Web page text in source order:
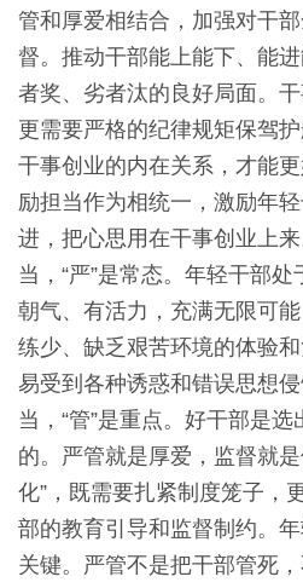
管和厚爱相结合，加强对干
督。推动干部能上能下、能
者奖、劣者汰的良好局面。
更需要严格的纪律规矩保驾
干事创业的内在关系，才能
励担当作为相统一，激励年
进，把心思用在干事创业上
当，“严”是常态。年轻干部
朝气、有活力，充满无限可
练少、缺乏艰苦环境的体验
易受到各种诱惑和错误思想
当，“管”是重点。好干部是
的。严管就是厚爱，监督就
化”，既需要扎紧制度笼子，
部的教育引导和监督制约。
关键。严管不是把干部管死